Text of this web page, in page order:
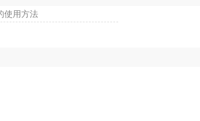
使用方法